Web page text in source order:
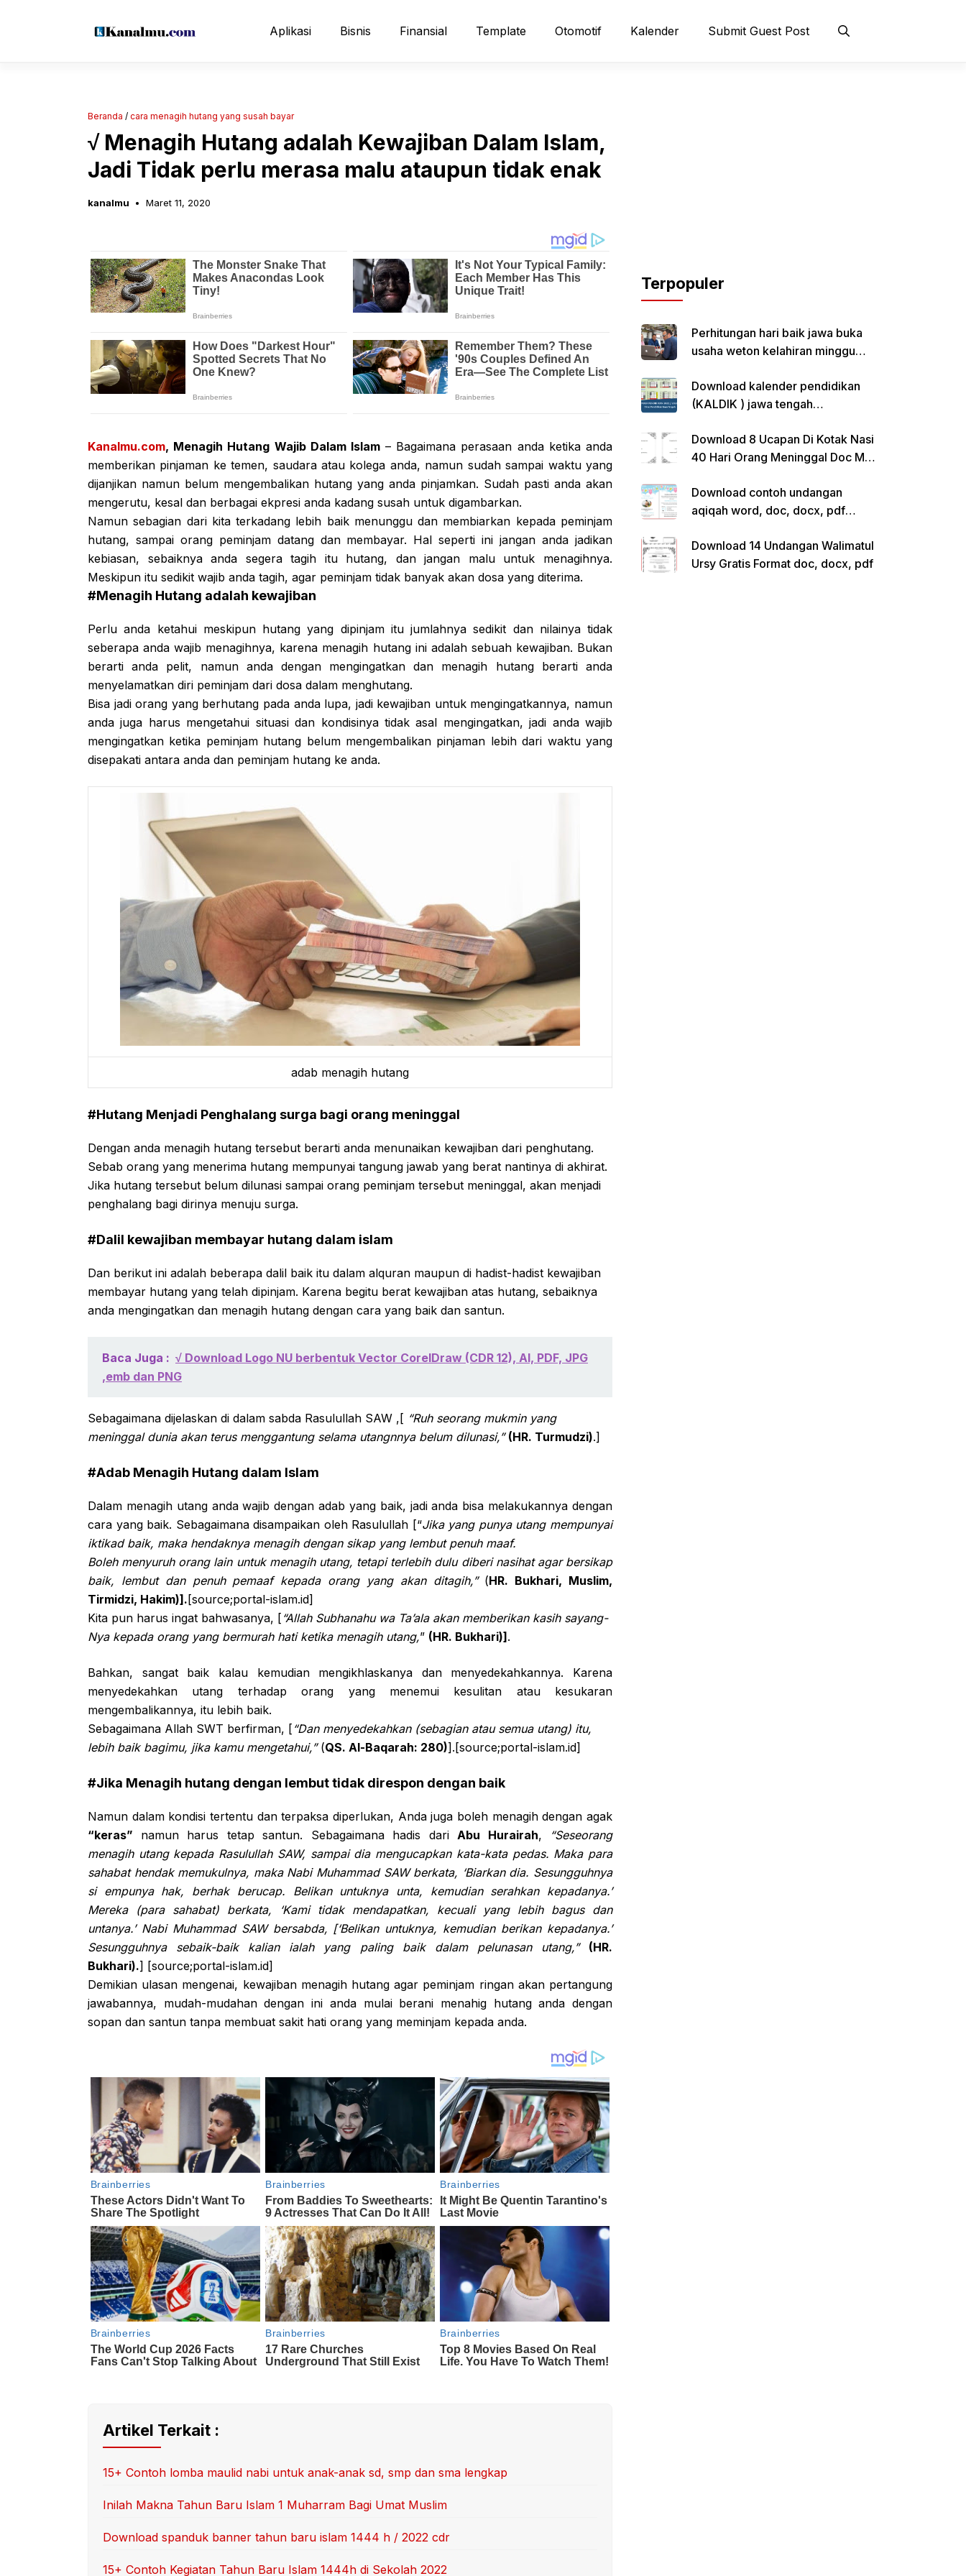
Aplikasi Bisnis Finansial Template Otomotif Kalender Submit Guest Post
Beranda / cara menagih hutang yang susah bayar
√ Menagih Hutang adalah Kewajiban Dalam Islam,
Jadi Tidak perlu merasa malu ataupun tidak enak
kanalmu Maret 11, 2020
Kanalmu.com, Menagih Hutang Wajib Dalam Islam– Bagaimana perasaan anda ketika anda
memberikan pinjaman ke temen, saudara atau kolega anda, namun sudah sampai waktu yang
dijanjikan namun belum mengembalikan hutang yang anda pinjamkan. Sudah pasti anda akan
mengerutu, kesal dan berbagai ekpresi anda kadang susah untuk digambarkan.
Namun sebagian dari kita terkadang lebih baik menunggu dan membiarkan kepada peminjam
hutang, sampai orang peminjam datang dan membayar. Hal seperti ini jangan anda jadikan
kebiasan, sebaiknya anda segera tagih itu hutang, dan jangan malu untuk menagihnya.
Meskipun itu sedikit wajib anda tagih, agar peminjam tidak banyak akan dosa yang diterima.
#Menagih Hutang adalah kewajiban
Perlu anda ketahui meskipun hutang yang dipinjam itu jumlahnya sedikit dan nilainya tidak
seberapa anda wajib menagihnya, karena menagih hutang ini adalah sebuah kewajiban. Bukan
berarti anda pelit, namun anda dengan mengingatkan dan menagih hutang berarti anda
menyelamatkan diri peminjam dari dosa dalam menghutang.
Bisa jadi orang yang berhutang pada anda lupa, jadi kewajiban untuk mengingatkannya, namun
anda juga harus mengetahui situasi dan kondisinya tidak asal mengingatkan, jadi anda wajib
mengingatkan ketika peminjam hutang belum mengembalikan pinjaman lebih dari waktu yang
disepakati antara anda dan peminjam hutang ke anda.
adab menagih hutang
#Hutang Menjadi Penghalang surga bagi orang meninggal
Dengan anda menagih hutang tersebut berarti anda menunaikan kewajiban dari penghutang.
Sebab orang yang menerima hutang mempunyai tangung jawab yang berat nantinya di akhirat.
Jika hutang tersebut belum dilunasi sampai orang peminjam tersebut meninggal, akan menjadi
penghalang bagi dirinya menuju surga.
#Dalil kewajiban membayar hutang dalam islam
Dan berikut ini adalah beberapa dalil baik itu dalam alquran maupun di hadist-hadist kewajiban
membayar hutang yang telah dipinjam. Karena begitu berat kewajiban atas hutang, sebaiknya
anda mengingatkan dan menagih hutang dengan cara yang baik dan santun.
Baca Juga : √ Download Logo NU berbentuk Vector CorelDraw (CDR 12), AI, PDF, JPG
,emb dan PNG
Sebagaimana dijelaskan di dalam sabda Rasulullah SAW ,[ “Ruh seorang mukmin yang
meninggal dunia akan terus menggantung selama utangnnya belum dilunasi,”(HR. Turmudzi).]
#Adab Menagih Hutang dalam Islam
Dalam menagih utang anda wajib dengan adab yang baik, jadi anda bisa melakukannya dengan
cara yang baik. Sebagaimana disampaikan oleh Rasulullah [“Jika yang punya utang mempunyai
iktikad baik, maka hendaknya menagih dengan sikap yang lembut penuh maaf.
Boleh menyuruh orang lain untuk menagih utang, tetapi terlebih dulu diberi nasihat agar bersikap
baik, lembut dan penuh pemaaf kepada orang yang akan ditagih,”(HR. Bukhari, Muslim,
Tirmidzi, Hakim)]. [source;portal-islam.id]
Kita pun harus ingat bahwasanya, [ “Allah Subhanahu wa Ta’ala akan memberikan kasih sayang-
Nya kepada orang yang bermurah hati ketika menagih utang,” (HR. Bukhari)].
Bahkan, sangat baik kalau kemudian mengikhlaskanya dan menyedekahkannya. Karena
menyedekahkan utang terhadap orang yang menemui kesulitan atau kesukaran
mengembalikannya, itu lebih baik.
Sebagaimana Allah SWT berfirman, [ “Dan menyedekahkan (sebagian atau semua utang) itu,
lebih baik bagimu, jika kamu mengetahui,”(QS. Al-Baqarah: 280)]. [source;portal-islam.id]
#Jika Menagih hutang dengan lembut tidak direspon dengan baik
Namun dalam kondisi tertentu dan terpaksa diperlukan, Anda juga boleh menagih dengan agak
“keras” namun harus tetap santun. Sebagaimana hadis dari Abu Hurairah,
“Seseorang
menagih utang kepada Rasulullah SAW, sampai dia mengucapkan kata-kata pedas. Maka para
sahabat hendak memukulnya, maka Nabi Muhammad SAW berkata, ‘Biarkan dia. Sesungguhnya
si empunya hak, berhak berucap. Belikan untuknya unta, kemudian serahkan kepadanya.’
Mereka (para sahabat) berkata, ‘Kami tidak mendapatkan, kecuali yang lebih bagus dan
untanya.’ Nabi Muhammad SAW bersabda, [‘Belikan untuknya, kemudian berikan kepadanya.’
Sesungguhnya sebaik-baik kalian ialah yang paling baik dalam pelunasan utang,”
(HR.
Bukhari).] [source;portal-islam.id]
Demikian ulasan mengenai, kewajiban menagih hutang agar peminjam ringan akan pertangung
jawabannya, mudah-mudahan dengan ini anda mulai berani menahig hutang anda dengan
sopan dan santun tanpa membuat sakit hati orang yang meminjam kepada anda.
Artikel Terkait :
15+ Contoh lomba maulid nabi untuk anak-anak sd, smp dan sma lengkap
Inilah Makna Tahun Baru Islam 1 Muharram Bagi Umat Muslim
Download spanduk banner tahun baru islam 1444 h / 2022 cdr
15+ Contoh Kegiatan Tahun Baru Islam 1444h di Sekolah 2022
Terpopuler
Perhitungan hari baik jawa buka
usaha weton kelahiran minggu
Download kalender pendidikan
(KALDIK ) jawa tengah
Download 8 Ucapan Di Kotak Nasi
40 Hari Orang Meninggal Doc Ms.
Download contoh undangan
aqiqah word, doc, docx, pdf
Download 14 Undangan Walimatul
Ursy Gratis Format doc, docx, pdf